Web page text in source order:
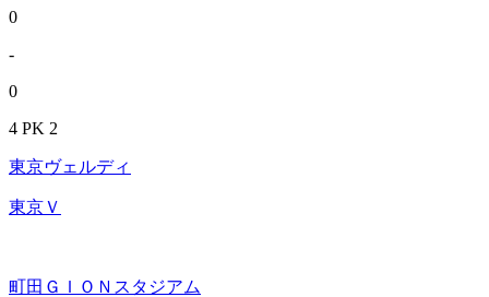
0
-
0
4 PK 2
東京ヴェルディ
東京Ｖ
町田ＧＩＯＮスタジアム